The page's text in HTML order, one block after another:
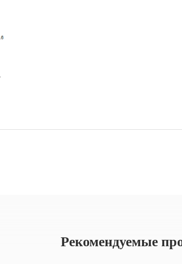
Рекомендуемые